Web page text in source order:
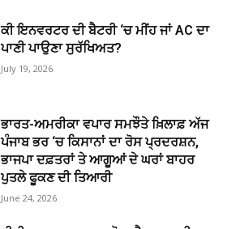
ਕੀ ਇਨਵਰਟਰ ਦੀ ਬੈਟਰੀ ‘ਚ ਮੀਂਹ ਜਾਂ AC ਦਾ
ਪਾਣੀ ਪਾਉਣਾ ਸੁਰੱਖਿਅਤ?
July 19, 2026
ਭਾਰਤ-ਅਮਰੀਕਾ ਵਪਾਰ ਸਮਝੌਤੇ ਖ਼ਿਲਾਫ਼ ਅੱਜ
ਪੰਜਾਬ ਭਰ ‘ਚ ਕਿਸਾਨਾਂ ਦਾ ਰੋਸ ਪ੍ਰਦਰਸ਼ਨ,
ਭਾਜਪਾ ਦਫ਼ਤਰਾਂ ਤੇ ਆਗੂਆਂ ਦੇ ਘਰਾਂ ਬਾਹਰ
ਪੁਤਲੇ ਫੂਕਣ ਦੀ ਤਿਆਰੀ
June 24, 2026